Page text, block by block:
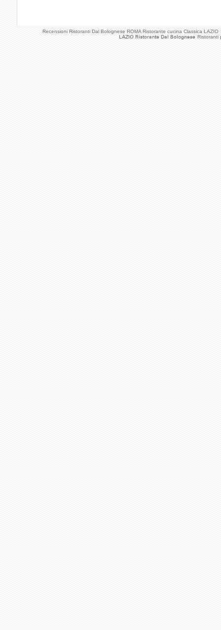
Recensioni Ristoranti Dal Bolognese ROMA Ristorante cucina Classica LAZIO
LAZIO Ristorante Dal Bolognese Ristoranti